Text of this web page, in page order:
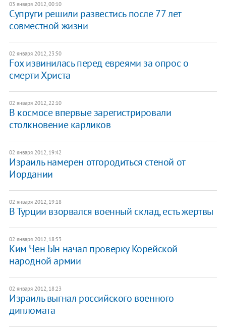
03 января 2012, 00:10
Супруги решили развестись после 77 лет
совместной жизни
02 января 2012, 23:50
Fox извинилась перед евреями за опрос о
смерти Христа
02 января 2012, 22:10
В космосе впервые зарегистрировали
столкновение карликов
02 января 2012, 19:42
​Израиль намерен отгородиться стеной от
Иордании
02 января 2012, 19:18
​В Турции взорвался военный склад, есть жертвы
02 января 2012, 18:53
​Ким Чен Ын начал проверку Корейской
народной армии
02 января 2012, 18:23
​Израиль выгнал российского военного
дипломата